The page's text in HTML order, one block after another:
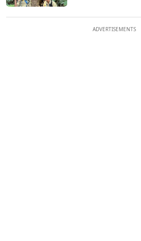
ADVERTISEMENTS